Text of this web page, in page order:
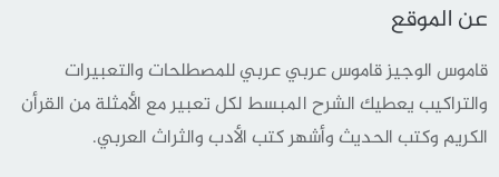
عن الموقع
قاموس الوجيز قاموس عربي عربي للمصطلحات والتعبيرات
والتراكيب يعطيك الشرح المبسط لكل تعبير مع الأمثلة من القرأن
الكريم وكتب الحديث وأشهر كتب الأدب والثراث العربي.